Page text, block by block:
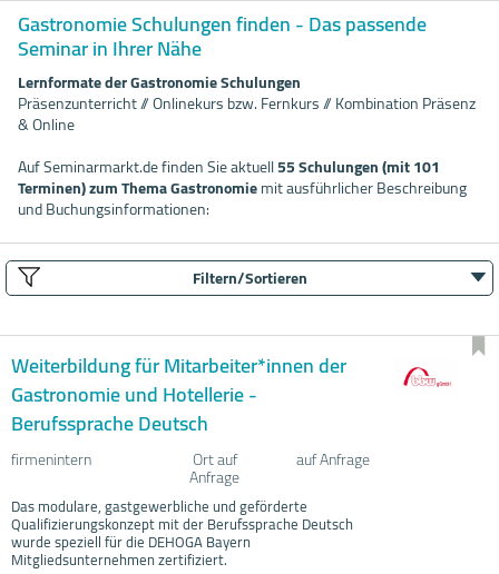
Gastronomie Schulungen finden - Das passende
Seminar in Ihrer Nähe
Lernformate der Gastronomie Schulungen
Präsenzunterricht // Onlinekurs bzw. Fernkurs // Kombination Präsenz
& Online
Auf Seminarmarkt.de finden Sie aktuell55 Schulungen (mit 101
Terminen) zum Thema Gastronomiemit ausführlicher Beschreibung
und Buchungsinformationen:
Filtern/Sortieren
Weiterbildung für Mitarbeiter*innen der
Gastronomie und Hotellerie -
Berufssprache Deutsch
firmenintern Ort auf
Anfrage
auf Anfrage
Das modulare, gastgewerbliche und geförderte
Qualifizierungskonzept mit der Berufssprache Deutsch
wurde speziell für die DEHOGA Bayern
Mitgliedsunternehmen zertifiziert.